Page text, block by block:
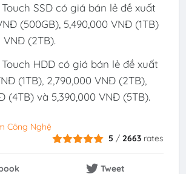
SSD có giá bán lẻ đề xuất
(500GB), 5,490,000 VNĐ (1TB)
VNĐ (2TB).
HDD có giá bán lẻ đề xuất
(1TB), 2,790,000 VNĐ (2TB),
(4TB) và 5,390,000 VNĐ (5TB).
Công Nghệ
5 /2663 rates
Tweet